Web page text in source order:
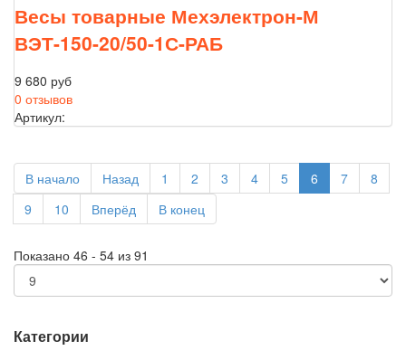
Весы товарные Мехэлектрон-М
ВЭТ-150-20/50-1С-РАБ
9 680 руб
0 отзывов
Артикул:
В начало Назад 1 2 3 4 5 6 7
8
9
10 Вперёд В конец
Показано 46 - 54 из 91
Категории